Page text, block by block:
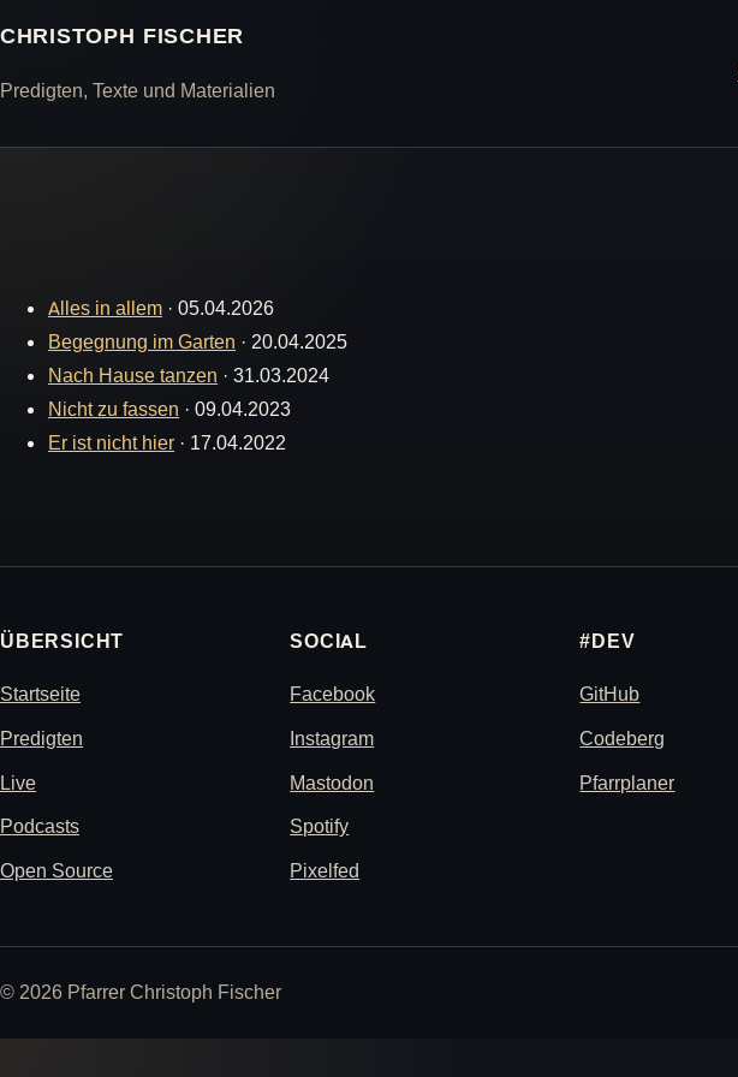
CHRISTOPH FISCHER
Predigten, Texte und Materialien
Alles in allem · 05.04.2026
Begegnung im Garten · 20.04.2025
Nach Hause tanzen · 31.03.2024
Nicht zu fassen · 09.04.2023
Er ist nicht hier · 17.04.2022
ÜBERSICHT
Startseite
Predigten
Live
Podcasts
Open Source
SOCIAL
Facebook
Instagram
Mastodon
Spotify
Pixelfed
#DEV
GitHub
Codeberg
Pfarrplaner
© 2026 Pfarrer Christoph Fischer